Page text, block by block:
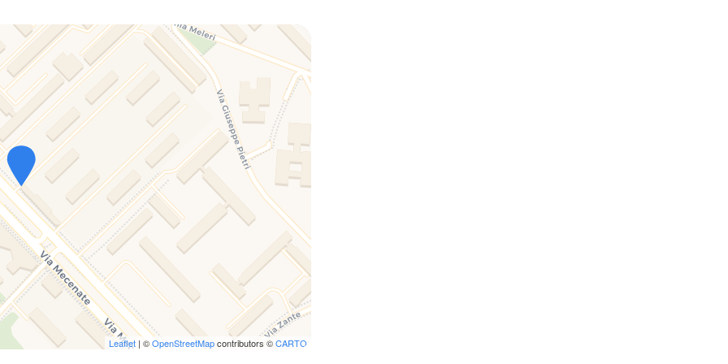
Leaflet | ©OpenStreetMapcontributors ©CARTO